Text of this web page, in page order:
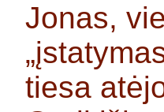
Jonas,
tiesa